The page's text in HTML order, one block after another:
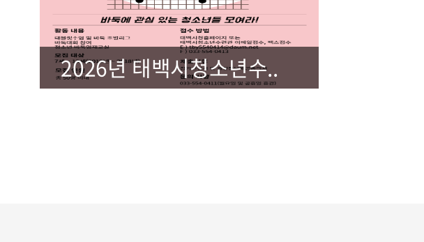
2026년 태백시청소년수..